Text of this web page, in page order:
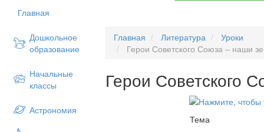
Главная
Дошкольное
образование
Начальные
классы
Астрономия
Главная Литература
Уроки
Герои Советского Союза – наши
Герои Советского
Тема